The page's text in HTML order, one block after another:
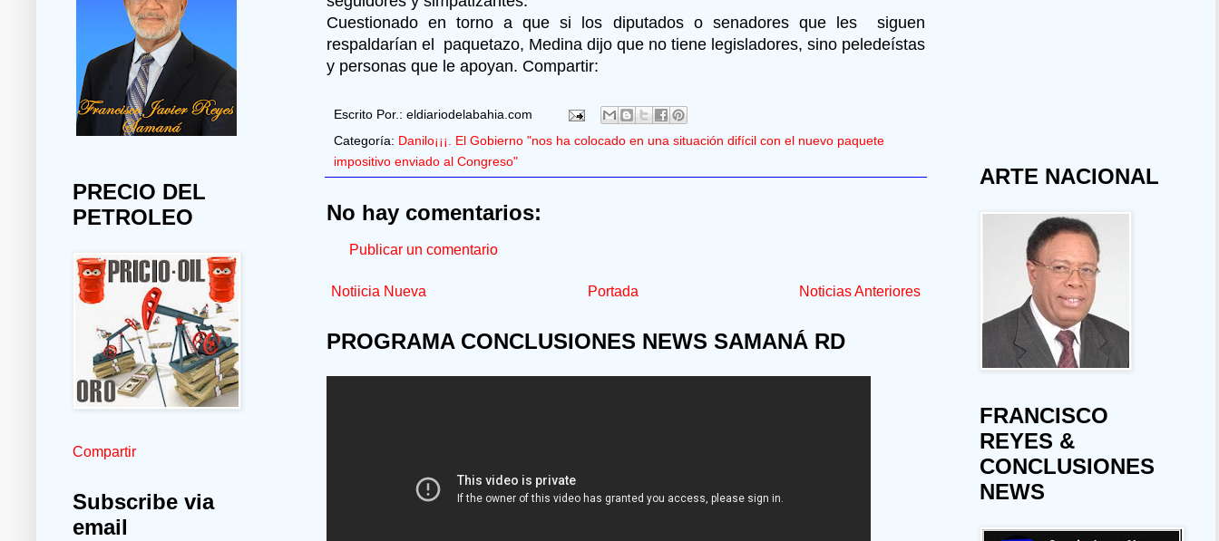
Cuestionado en torno a que si los diputados o senadores que les siguen
respaldarían el paquetazo, Medina dijo que no tiene legisladores, sino peledeístas
y personas que le apoyan. Compartir:
Escrito Por.: eldiariodelabahia.com
Categoría: Danilo¡¡¡. El Gobierno "nos ha colocado en una situación difícil con el nuevo paquete
impositivo enviado al Congreso"
No hay comentarios:
Publicar un comentario
Notiicia Nueva Noticias Anteriores
Portada
PROGRAMA CONCLUSIONES NEWS SAMANÁ RD
PRECIO DEL
PETROLEO
Compartir
Subscribe via
email
ARTE NACIONAL
FRANCISCO
REYES &
CONCLUSIONES
NEWS